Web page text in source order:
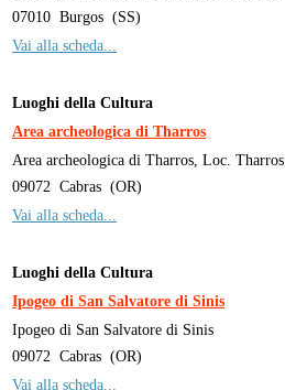
07010 Burgos (SS)
Vai alla scheda...
Luoghi della Cultura
Area archeologica di Tharros
Area archeologica di Tharros, Loc. Tharros
09072 Cabras (OR)
Vai alla scheda...
Luoghi della Cultura
Ipogeo di San Salvatore di Sinis
Ipogeo di San Salvatore di Sinis
09072 Cabras (OR)
Vai alla scheda...